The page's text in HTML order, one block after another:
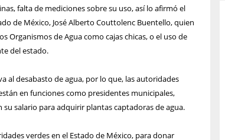
falta de mediciones sobre su uso, así lo afirmó el
de México, José Alberto Couttolenc Buentello, quien
Organismos de Agua como cajas chicas, o el uso de
del estado.
desabasto de agua, por lo que, las autoridades
en funciones como presidentes municipales,
salario para adquirir plantas captadoras de agua.
verdes en el Estado de México, para donar